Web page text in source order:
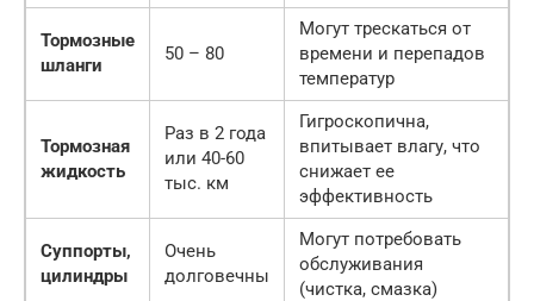
Тормозные
шланги
50 – 80
Могут трескаться от
времени и перепадов
температур
Тормозная
жидкость
Раз в 2 года
или 40-60
тыс. км
Гигроскопична,
впитывает влагу, что
снижает ее
эффективность
Суппорты,
цилиндры
Очень
долговечны
Могут потребовать
обслуживания
(чистка, смазка)